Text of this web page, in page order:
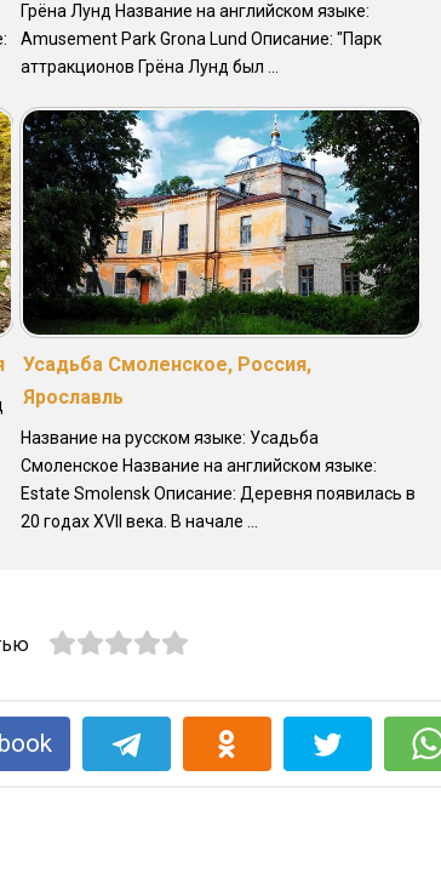
Грёна Лунд Название на английском языке:
Amusement Park Grona Lund Описание: "Парк
аттракционов Грёна Лунд был ...
Усадьба Смоленское, Россия,
Ярославль
Название на русском языке: Усадьба
Смоленское Название на английском языке:
Estate Smolensk Описание: Деревня появилась в
20 годах XVII века. В начале ...